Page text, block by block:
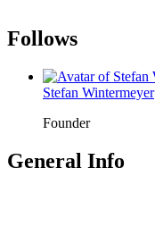
Follows
Stefan Wintermeyer
Founder
General Info